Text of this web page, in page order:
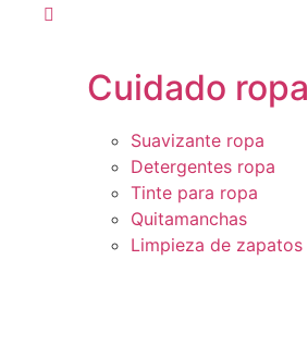
Cuidado ropa
Suavizante ropa
Detergentes ropa
Tinte para ropa
Quitamanchas
Limpieza de zapatos